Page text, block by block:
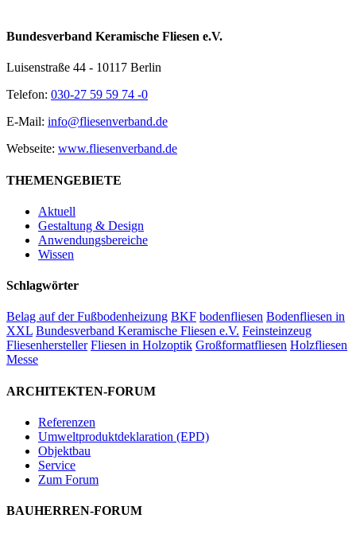
Bundesverband Keramische Fliesen e.V.
Luisenstraße 44 - 10117 Berlin
Telefon: 030-27 59 59 74 -0
E-Mail: info@fliesenverband.de
Webseite: www.fliesenverband.de
THEMENGEBIETE
Aktuell
Gestaltung & Design
Anwendungsbereiche
Wissen
Schlagwörter
Belag auf der Fußbodenheizung BKF bodenfliesen Bodenfliesen in
XXL Bundesverband Keramische Fliesen e.V. Feinsteinzeug
Fliesenhersteller Fliesen in Holzoptik Großformatfliesen Holzfliesen
Messe
ARCHITEKTEN-FORUM
Referenzen
Umweltproduktdeklaration (EPD)
Objektbau
Service
Zum Forum
BAUHERREN-FORUM